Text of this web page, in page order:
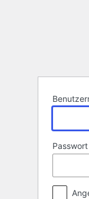
Passwort